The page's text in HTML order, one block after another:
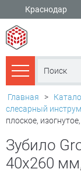
Краснодар
Каталог товаров
Главная >
слесарный
плоское,
Зубило
40x260